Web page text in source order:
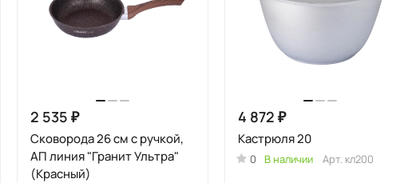
2 535 ₽
Сковорода 26 см с ручкой,
АП линия "Гранит Ультра"
(Красный)
4 872 ₽
Кастрюля 20
0 В наличии Арт. кл200